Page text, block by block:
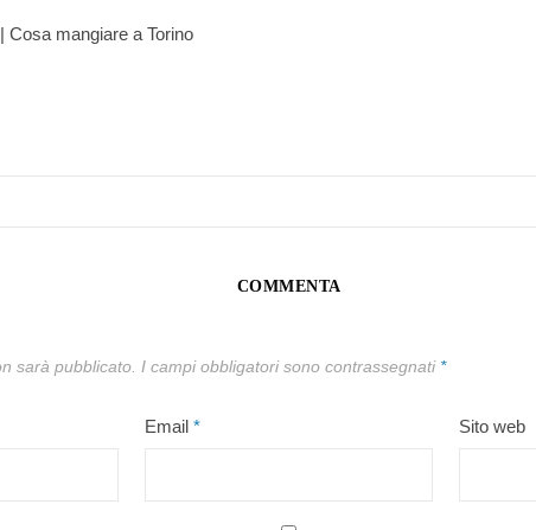
Cosa mangiare a Torino
COMMENTA
sarà pubblicato. I campi obbligatori sono contrassegnati *
Email * Sito web